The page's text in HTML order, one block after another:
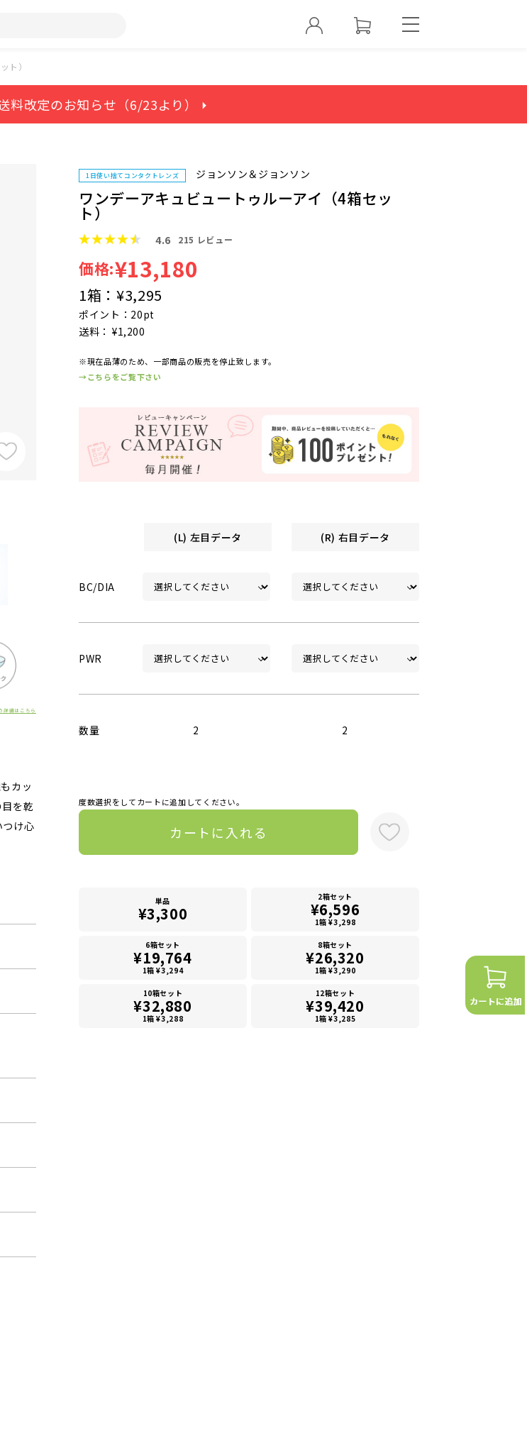
ト）
料改定のお知らせ（6/23より） ⏵
詳細はこちら
カッ
を乾
つけ心
1日使い捨てコンタクトレンズ ジョンソン＆ジョンソン
ワンデーアキュビュートゥルーアイ（4箱セッ
ト）
4.6 215 レビュー
価格:¥13,180
1箱： ¥3,295
ポイント：20pt
送料： ¥1,200
※現在品薄のため、一部商品の販売を停止致します。
→こちらをご覧下さい
(L) 左目データ (R) 右目データ
BC/DIA
PWR
数量 2 2
度数選択をしてカートに追加してください。
カートに入れる
単品
¥3,300
2箱セット
¥6,596
1箱 ¥3,298
6箱セット
¥19,764
1箱 ¥3,294
8箱セット
¥26,320
1箱 ¥3,290
10箱セット
¥32,880
1箱 ¥3,288
12箱セット
¥39,420
1箱 ¥3,285